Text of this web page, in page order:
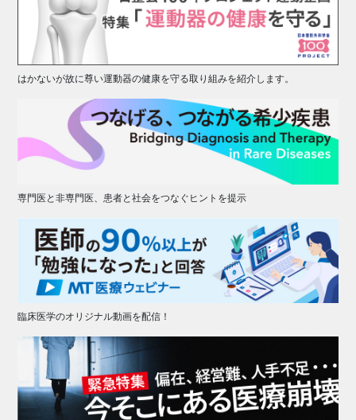
はかないが故に尊い運動器の健康を守る取り組みを紹介します。
専門医と非専門医、患者と社会をつなぐヒントを提示
臨床医学のオリジナル動画を配信！